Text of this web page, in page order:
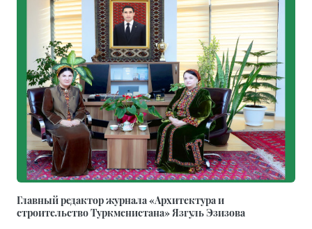
Главный редактор журнала «Архитектура и
строительство Туркменистана» Язгуль Эзизова